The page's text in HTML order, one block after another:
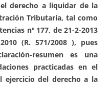
derecho a liquidar de la
Tributaria, tal como
nº 177, de 21-2-2013
(R. 571/2008 ), pues
resumen es una
practicadas en el
ejercicio del derecho a la